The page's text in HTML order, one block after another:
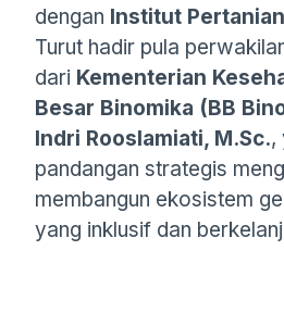
dengan Institut
Turut hadir pula
dari Kementerian
Besar Binomika (BB
Indri Rooslamiati, M.Sc.,
pandangan strategis
membangun ekosistem
yang inklusif dan